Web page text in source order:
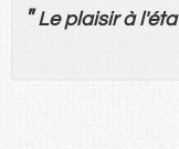
" Le plaisir àl'